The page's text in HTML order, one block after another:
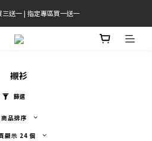
千免運(僅限台灣本島)
三送一 | 指定專區買一送一
千免運(僅限台灣本島)
襯衫
篩選
商品排序
顯示 24 個